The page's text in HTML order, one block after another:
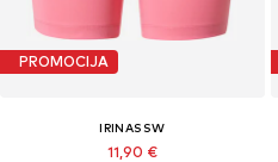
PROMOCIJA
IRINASSW
11,90 €